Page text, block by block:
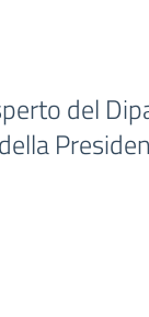
del